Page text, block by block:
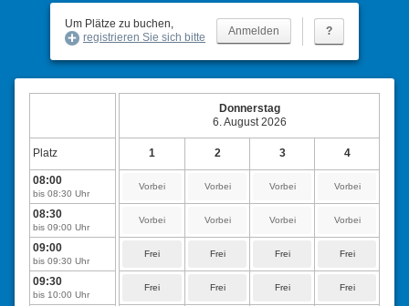
Um Plätze zu buchen,
registrieren Sie sich bitte
?
Platz
08:00
bis 08:30 Uhr
08:30
bis 09:00 Uhr
09:00
bis 09:30 Uhr
09:30
bis 10:00 Uhr
Donnerstag
6. August 2026
1 2 3 4
Vorbei Vorbei Vorbei Vorbei
Vorbei Vorbei Vorbei Vorbei
Frei Frei Frei Frei
Frei Frei Frei Frei